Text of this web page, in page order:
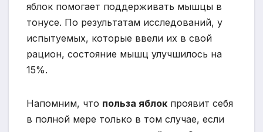
яблок помогает поддерживать мышцы в
тонусе. По результатам исследований, у
испытуемых, которые ввели их в свой
рацион, состояние мышц улучшилось на
15%.
Напомним, что польза яблок проявит себя
в полной мере только в том случае, если